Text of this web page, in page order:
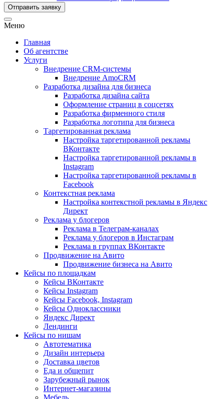
Отправить заявку
Меню
Главная
Об агентстве
Услуги
Внедрение CRM-системы
Внедрение AmoCRM
Разработка дизайна для бизнеса
Разработка дизайна сайта
Оформление страниц в соцсетях
Разработка фирменного стиля
Разработка логотипа для бизнеса
Таргетированная реклама
Настройка таргетированной рекламы
ВКонтакте
Настройка таргетированной рекламы в
Instagram
Настройка таргетированной рекламы в
Facebook
Контекстная реклама
Настройка контекстной рекламы в Яндекс
Директ
Реклама у блогеров
Реклама в Телеграм-каналах
Реклама у блогеров в Инстаграм
Реклама в группах ВКонтакте
Продвижение на Авито
Продвижение бизнеса на Авито
Кейсы по площадкам
Кейсы ВКонтакте
Кейсы Instagram
Кейсы Facebook, Instagram
Кейсы Одноклассники
Яндекс Директ
Лендинги
Кейсы по нишам
Автотематика
Дизайн интерьера
Доставка цветов
Еда и общепит
Зарубежный рынок
Интернет-магазины
Мебель